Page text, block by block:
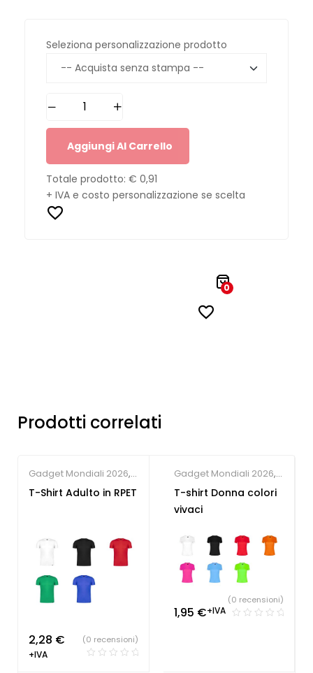
Seleziona personalizzazione prodotto
Aggiungi Al Carrello
Totale prodotto: € 0,91
+ IVA e costo personalizzazione se scelta
0
Prodotti correlati
Gadget Mondiali 2026,
T-shirt personalizzate
T-Shirt Adulto in RPET
2,28 €
+IVA
(0 recensioni)
Gadget Mondiali 2026,
T-shirt personalizzate
T-shirt Donna colori
vivaci
1,95 €+IVA
(0 recensioni)